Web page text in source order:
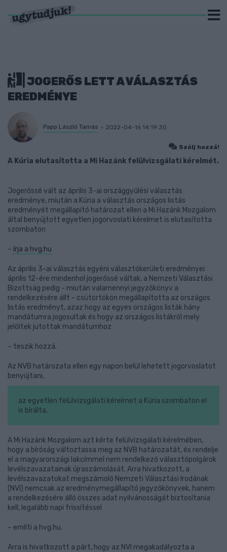
JOGERŐS LETT A VÁLASZTÁS
EREDMÉNYE
Papp László Tamás 2022-04-16 14:19:30
Szólj hozzá!
A Kúria elutasította a Mi Hazánk felülvizsgálati kérelmét.
Jogerőssé vált az április 3-ai országgyűlési választás
eredménye, miután a Kúria a választás országos listás
eredményét megállapító határozat ellen a Mi Hazánk Mozgalom
által benyújtott egyetlen jogorvoslati kérelmet is elutasította
szombaton
– írja a hvg.hu
Az április 3-ai választás egyéni választókerületi eredményei
április 12-ére mindenhol jogerőssé váltak, a Nemzeti Választási
Bizottság pedig - miután valamennyi jegyzőkönyv a
rendelkezésére állt - csütörtökön megállapította az országos
listás eredményt, azaz hogy az egyes országos listák hány
mandátumra jogosultak és hogy az országos listákról mely
jelöltek jutottak mandátumhoz
– teszik hozzá.
Az NVB határozata ellen egy napon belül lehetett jogorvoslatot
benyújtani,
az egyetlen felülvizsgálati kérelmet a Kúria szombaton el
is bírálta.
A Mi Hazánk Mozgalom azt kérte felülvizsgálati kérelmében,
hogy a bíróság változtassa meg az NVB határozatát, és rendelje
el a magyarországi lakcímmel nem rendelkező választópolgárok
levélszavazatainak újraszámolását. Arra hivatkozott, a
levélszavazatokat megszámoló Nemzeti Választási Irodának
(NVI) nemcsak az eredménymegállapító jegyzőkönyvek, hanem
a rendelkezésére álló összes adat nyilvánosságát biztosítania
kell, legalább napi frissítéssel
– említi a hvg.hu.
Arra is hivatkozott a párt, hogy az NVI megakadályozta a